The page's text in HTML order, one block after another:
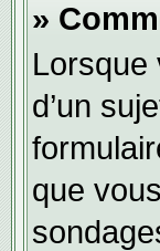
»
Lorsque
d’un
que